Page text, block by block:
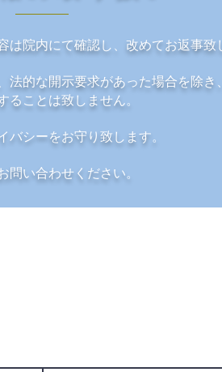
は院内にて確認し、改めてお返事致
的な開示要求があった場合を除
ることは致しません。
バシーをお守り致します。
問い合わせください。